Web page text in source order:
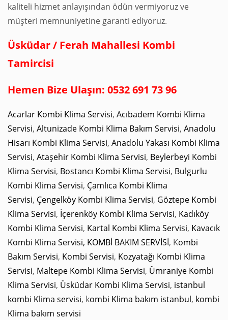
kaliteli hizmet anlayışından ödün vermiyoruz ve
müşteri memnuniyetine garanti ediyoruz.
Üsküdar / Ferah Mahallesi Kombi
Tamircisi
Hemen Bize Ulaşın: 0532 691 73 96
Acarlar Kombi Klima Servisi, Acıbadem Kombi Klima
Servisi, Altunizade Kombi Klima Bakım Servisi, Anadolu
Hisarı Kombi Klima Servisi, Anadolu Yakası Kombi Klima
Servisi, Ataşehir Kombi Klima Servisi, Beylerbeyi Kombi
Klima Servisi, Bostancı Kombi Klima Servisi, Bulgurlu
Kombi Klima Servisi, Çamlıca Kombi Klima
Servisi, Çengelköy Kombi Klima Servisi, Göztepe Kombi
Klima Servisi, İçerenköy Kombi Klima Servisi, Kadıköy
Kombi Klima Servisi, Kartal Kombi Klima Servisi, Kavacık
Kombi Klima Servisi, KOMBİ BAKIM SERVİSİ, Kombi
Bakım Servisi, Kombi Servisi, Kozyatağı Kombi Klima
Servisi, Maltepe Kombi Klima Servisi, Ümraniye Kombi
Klima Servisi, Üsküdar Kombi Klima Servisi, istanbul
kombi Klima servisi, kombi Klima bakım istanbul, kombi
Klima bakım servisi